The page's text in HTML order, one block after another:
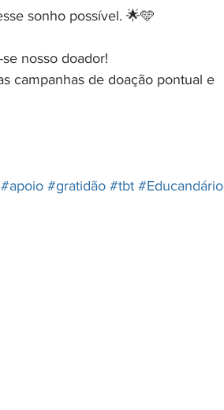
sonho possível. 🌟🩵
nosso doador!
campanhas de doação pontual e
#apoio #gratidão #tbt #Educandário